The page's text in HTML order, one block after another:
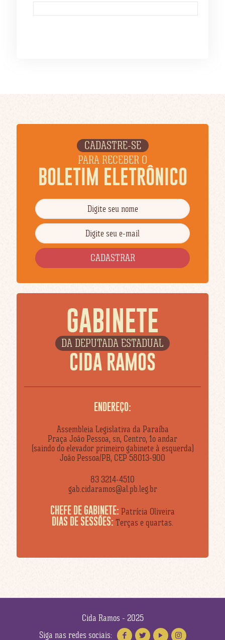
CADASTRE-SE
PARA RECEBER O
BOLETIM ELETRÔNICO
GABINETE
DA DEPUTADA ESTADUAL
CIDA RAMOS
ENDEREÇO:
Assembleia Legislativa da Paraíba
Praça João Pessoa, sn, Centro, 1o andar
(saindo do elevador primeiro gabinete à esquerda)
João Pessoa/PB, CEP 58013-900
83 3214-4510
gab.cidaramos@al.pb.leg.br
CHEFE DE GABINETE: Patrícia Oliveira
DIAS DE SESSÕES: Terças e quartas.
Cida Ramos - 2025
Siga nas redes sociais: